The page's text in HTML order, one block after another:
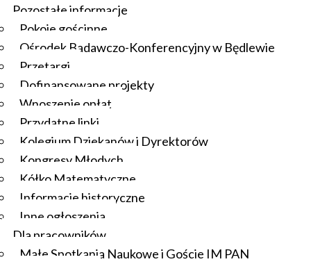
Pozostałe informacje
Pokoje gościnne
Ośrodek Badawczo-Konferencyjny w Będlewie
Przetargi
Dofinansowane projekty
Wnoszenie opłat
Przydatne linki
Kolegium Dziekanów i Dyrektorów
Kongresy Młodych
Kółko Matematyczne
Informacje historyczne
Inne ogłoszenia
Dla pracowników
Małe Spotkania Naukowe i Goście IM PAN